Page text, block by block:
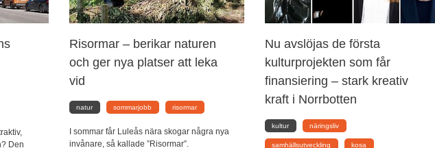
Den
Risormar – berikar naturen
och ger nya platser att leka
vid
natur sommarjobb risormar
I sommar får Luleås nära skogar några nya
invånare, så kallade ”Risormar”.
Nu avslöjas de första
kulturprojekten som får
finansiering – stark kreativ
kraft i Norrbotten
kultur näringsliv
samhällsutveckling kosa